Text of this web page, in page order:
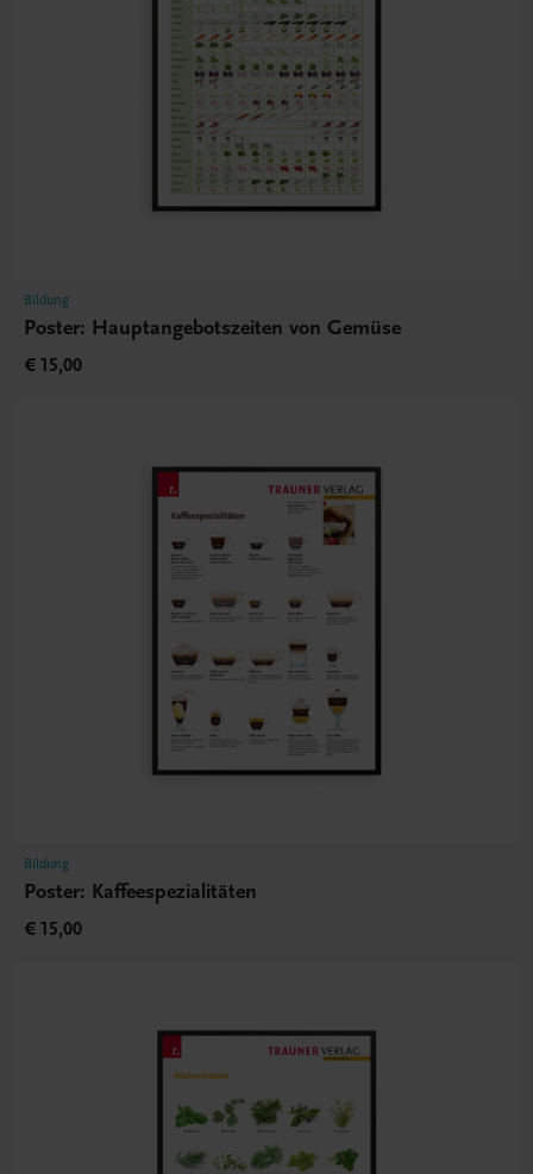
Bildung
Poster: Hauptangebotszeiten von Gemüse
€ 15,00
Bildung
Poster: Kaffeespezialitäten
€ 15,00